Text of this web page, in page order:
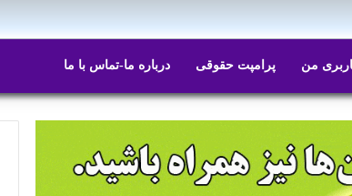
من پرامپت حقوقی درباره ما-تماس با ما